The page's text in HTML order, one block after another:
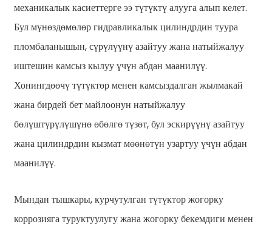
механикалык касиеттерге ээ түтүктү алууга алып келет.
Бул мүнөздөмөлөр гидравликалык цилиндрдин туура
пломбаланышын, сүрүлүүнү азайтуу жана натыйжалуу
иштешин камсыз кылуу үчүн абдан маанилүү.
Хонингдөөчү түтүктөр менен камсыздалган жылмакай
жана бирдей бет майлоонун натыйжалуу
бөлүштүрүлүшүнө өбөлгө түзөт, бул эскирүүнү азайтуу
жана цилиндрдин кызмат мөөнөтүн узартуу үчүн абдан
маанилүү.
Мындан тышкары, курчутулган түтүктөр жогорку
коррозияга туруктуулугу жана жогорку бекемдиги менен